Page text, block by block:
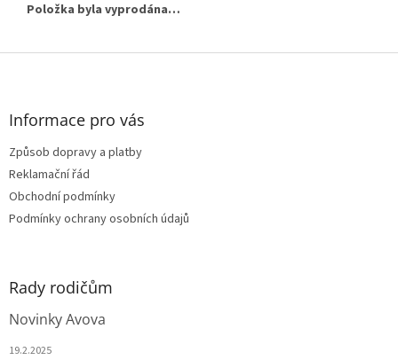
Položka byla vyprodána…
Z
Informace pro vás
Způsob dopravy a platby
Reklamační řád
Obchodní podmínky
Podmínky ochrany osobních údajů
Rady rodičům
Novinky Avova
19.2.2025